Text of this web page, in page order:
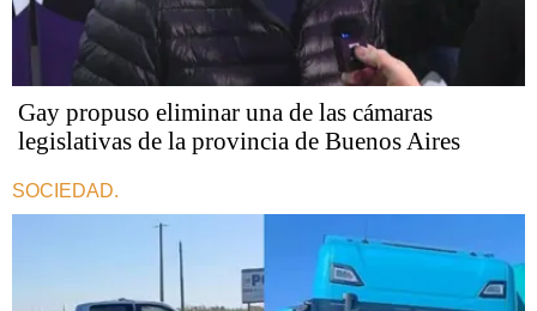
Gay propuso eliminar una de las cámaras
legislativas de la provincia de Buenos Aires
SOCIEDAD.